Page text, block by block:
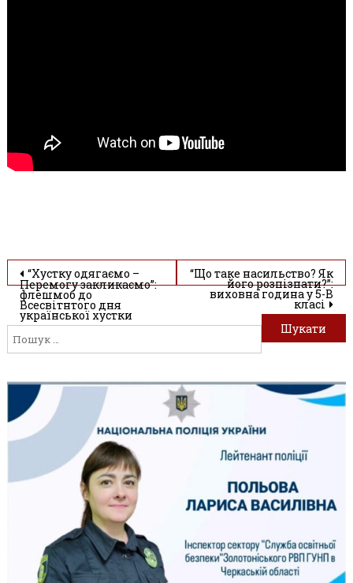
Навігація
записів
“Хустку одягаємо –
Перемогу закликаємо”:
флешмоб до
Всесвітнтого дня
української хустки
“Що таке насильство? Як
його розпізнати?”:
виховна година у 5-В
класі